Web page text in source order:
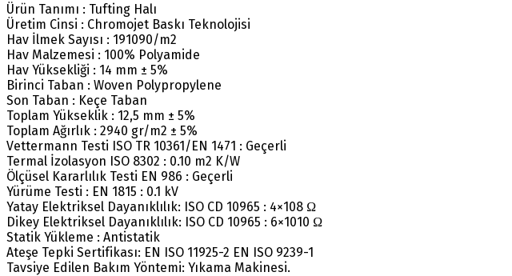
Ürün Tanımı : Tufting Halı
Üretim Cinsi : Chromojet Baskı Teknolojisi
Hav İlmek Sayısı : 191090/m2
Hav Malzemesi : 100% Polyamide
Hav Yüksekliği : 14 mm ± 5%
Birinci Taban : Woven Polypropylene
Son Taban : Keçe Taban
Toplam Yükseklik : 12,5 mm ± 5%
Toplam Ağırlık : 2940 gr/m2 ± 5%
Vettermann Testi ISO TR 10361/EN 1471 : Geçerli
Termal İzolasyon ISO 8302 : 0.10 m2 K/W
Ölçüsel Kararlılık Testi EN 986 : Geçerli
Yürüme Testi : EN 1815 : 0.1 kV
Yatay Elektriksel Dayanıklılık: ISO CD 10965 : 4×108 Ω
Dikey Elektriksel Dayanıklılık: ISO CD 10965 : 6×1010 Ω
Statik Yükleme : Antistatik
Ateşe Tepki Sertifikası: EN ISO 11925-2 EN ISO 9239-1
Tavsiye Edilen Bakım Yöntemi: Yıkama Makinesi.